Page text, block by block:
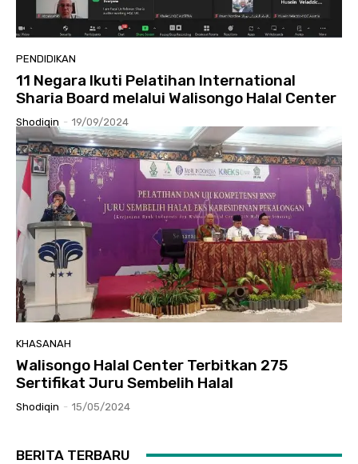
PENDIDIKAN
11 Negara Ikuti Pelatihan International
Sharia Board melalui Walisongo Halal Center
Shodiqin - 19/09/2024
KHASANAH
Walisongo Halal Center Terbitkan 275
Sertifikat Juru Sembelih Halal
Shodiqin - 15/05/2024
BERITA TERBARU